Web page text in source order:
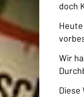
doch
Wir
Diese